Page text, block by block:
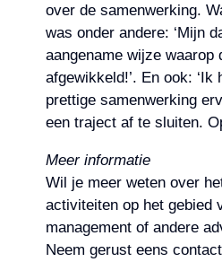
over de samenwerking.
was onder andere: ‘Mijn
aangename wijze waarop
afgewikkeld!’. En ook: ‘Ik
prettige samenwerking
een traject af te sluiten.
Meer informatie
Wil je meer weten over
activiteiten op het gebied
management of andere
Neem gerust eens